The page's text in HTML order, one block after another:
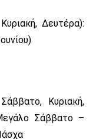
Δευτέρα):
Κυριακή,
Σάββατο –